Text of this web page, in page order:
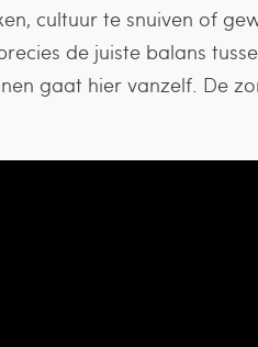
cultuur te snuiven of
de juiste balans
gaat hier vanzelf. De